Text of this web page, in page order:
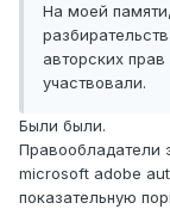
На моей
авторских
участвовали.
Были были.
Правообладатели
microsoft adobe
показательную